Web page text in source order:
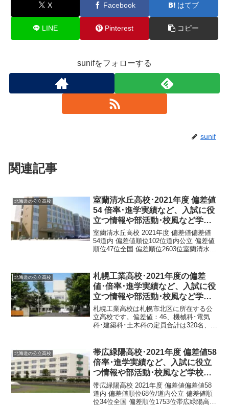
X Facebook はてブ
LINE Pinterest コピー
sunifをフォローする
sunif
関連記事
北海道の公立高校
室蘭清水丘高校･2021年度 偏差値
54 倍率･進学実績など、入試に役
立つ情報や部活動･校風など学校
の特徴を調査しました。
室蘭清水丘高校 2021年度 偏差値偏差値
54道内 偏差値順位102位道内公立 偏差値
順位47位全国 偏差順位2603位室蘭清水丘
道室蘭市増市町２丁目６−...
北海道の公立高校
札幌工業高校･2021年度の偏差
値･倍率･進学実績など、入試に役
立つ情報や部活動･校風など学校
の特徴を調査しました。
札幌工業高校は札幌市北区に所在する公
立高校です。偏差値：46、機械科･電気
科･建築科･土木科の定員合計は320名、
差値偏差値46道内 偏差値順位211位道...
北海道の公立高校
帯広緑陽高校･2021年度 偏差値58
倍率･進学実績など、入試に役立
つ情報や部活動･校風など学校の
特徴を調査しました。
帯広緑陽高校 2021年度 偏差値偏差値58
道内 偏差値順位68位/道内公立 偏差値順
位34位全国 偏差順位1753位帯広緑陽高校